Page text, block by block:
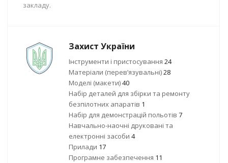
закладу.
Захист України
Інструменти і пристосування 24
Матеріали (перев’язувальні)28
Моделі (макети)40
Набір деталей для збірки та ремонту
безпілотних апаратів 1
Набір для демонстрацій польотів 7
Навчально-наочні друковані та
електронні засоби 4
Прилади 17
Програмне забезпечення 11